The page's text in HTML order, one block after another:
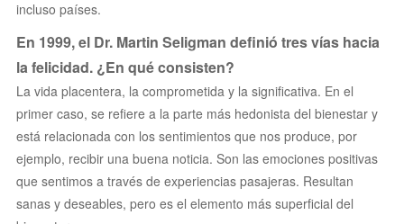
incluso países.
En 1999, el Dr. Martin Seligman definió tres vías hacia
la felicidad. ¿En qué consisten?
La vida placentera, la comprometida y la significativa. En el
primer caso, se refiere a la parte más hedonista del bienestar y
está relacionada con los sentimientos que nos produce, por
ejemplo, recibir una buena noticia. Son las emociones positivas
que sentimos a través de experiencias pasajeras. Resultan
sanas y deseables, pero es el elemento más superficial del